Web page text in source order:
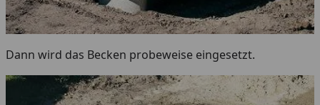
Dann wird das Becken probeweise eingesetzt.